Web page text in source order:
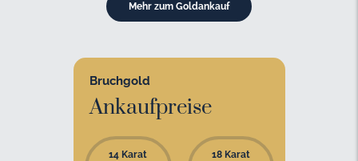
Bruchgold
Ankaufpreise
14 Karat 18 Karat
Mehr zum Goldankauf